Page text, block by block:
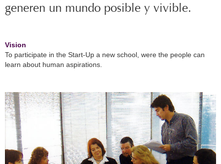
generen un mundo posible y vivible.
Vision
To participate in the Start-Up a new school, were the people can
learn about human aspirations.